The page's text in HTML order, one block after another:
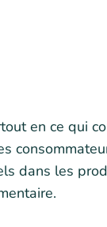
en ce qui
dans les